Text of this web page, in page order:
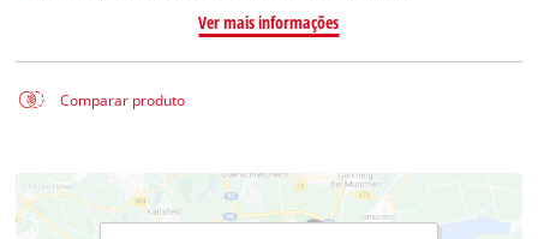
Ver mais informações
Comparar produto